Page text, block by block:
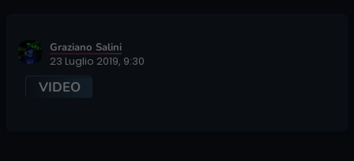
Graziano Salini
23 Luglio 2019, 9:30
VIDEO